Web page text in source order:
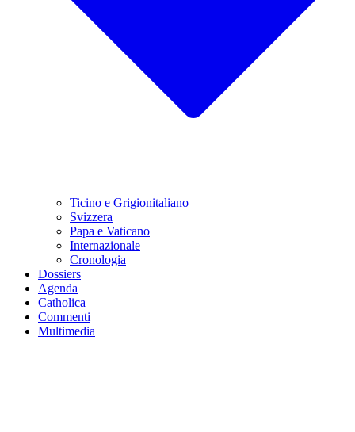
Ticino e Grigionitaliano
Svizzera
Papa e Vaticano
Internazionale
Cronologia
Dossiers
Agenda
Catholica
Commenti
Multimedia